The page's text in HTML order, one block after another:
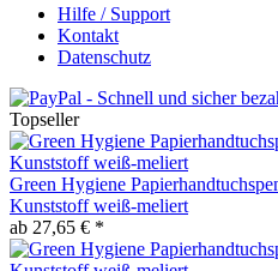
Hilfe / Support
Kontakt
Datenschutz
Topseller
Green Hygiene
Kunststoff weiß-meliert
ab 27,65 € *